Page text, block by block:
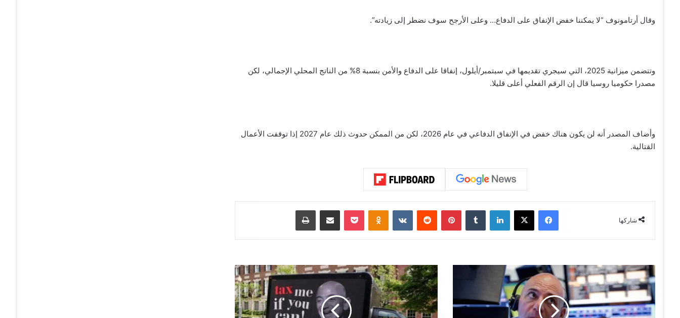
وقال أرتامونوف “لا يمكننا خفض الإنفاق على الدفاع… وعلى الأرجح سوف نضطر إلى زيادته”.
وتتضمن ميزانية 2025، التي سيجري تقديمها في سبتمبر/أيلول، إنفاقا على الدفاع والأمن بنسبة 8% من الناتج المحلي الإجمالي، لكن
مصدرا حكوميا روسيا قال إن الرقم الفعلي أعلى قليلا.
وأضاف المصدر أنه لن يكون هناك خفض في الإنفاق الدفاعي في عام 2026، لكن من الممكن حدوث ذلك عام 2027 إذا توقفت الأعمال
القتالية.
شاركها
فيسبوك ‫X لينكدإن ‏Tumblr بينتيريست ‏Reddit
‏VKontakte
Odnoklassniki
‫Pocket مشاركة عبر البريد طباعة
ق
ي
ص
خ
ل
ا
ف
ف